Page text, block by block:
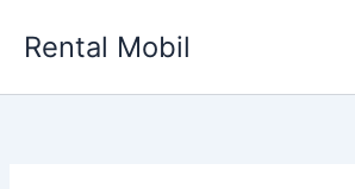
Rental Mobil